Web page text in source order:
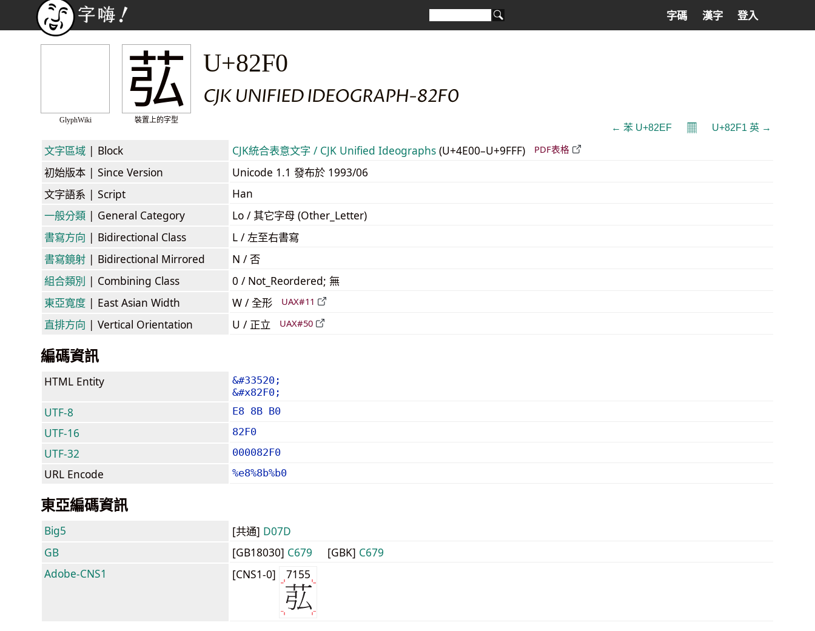
字碼 漢字 登入
GlyphWiki
苰
裝置上的字型
U+82F0
CJK UNIFIED IDEOGRAPH-82F0
← 苯 U+82EF 𝄜 U+82F1 英 →
文字區域 | Block CJK統合表意文字 / CJK Unified Ideographs (U+4E00–U+9FFF) PDF表格
初始版本 | Since Version
Unicode 1.1 發布於 1993/06
文字語系 | Script
Han
一般分類 | General Category
Lo / 其它字母 (Other_Letter)
書寫方向 | Bidirectional Class
L / 左至右書寫
書寫鏡射 | Bidirectional Mirrored
N / 否
組合類別 | Combining Class
0 / Not_Reordered; 無
東亞寬度 | East Asian Width W / 全形 UAX#11
直排方向 | Vertical Orientation U / 正立 UAX#50
編碼資訊
HTML Entity
&#33520;
&#x82F0;
UTF-8 E8 8B B0
UTF-16 82F0
UTF-32 000082F0
URL Encode %e8%8b%b0
東亞編碼資訊
Big5 [共通] D07D
GB
[GB18030] C679 [GBK] C679
Adobe-CNS1
[CNS1-0] 7155